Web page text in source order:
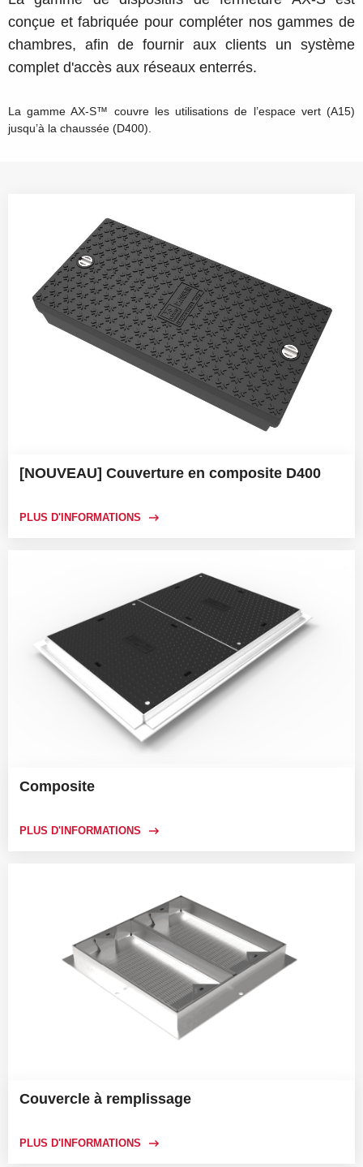
conçue et fabriquée pour compléter nos gammes de
chambres, afin de fournir aux clients un système
complet d'accès aux réseaux enterrés.
La gamme AX-S™ couvre les utilisations de l’espace vert (A15)
jusqu’à la chaussée (D400).
[NOUVEAU] Couverture en composite D400
PLUS D'INFORMATIONS
Composite
PLUS D'INFORMATIONS
Couvercle à remplissage
PLUS D'INFORMATIONS